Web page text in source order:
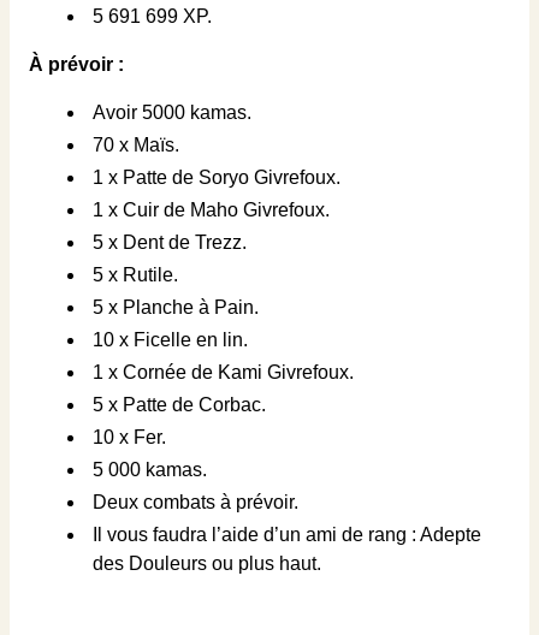
5 691 699 XP.
À prévoir :
Avoir 5000 kamas.
70 x Maïs.
1 x Patte de Soryo Givrefoux.
1 x Cuir de Maho Givrefoux.
5 x Dent de Trezz.
5 x Rutile.
5 x Planche à Pain.
10 x Ficelle en lin.
1 x Cornée de Kami Givrefoux.
5 x Patte de Corbac.
10 x Fer.
5 000 kamas.
Deux combats à prévoir.
Il vous faudra l’aide d’un ami de rang : Adepte
des Douleurs ou plus haut.